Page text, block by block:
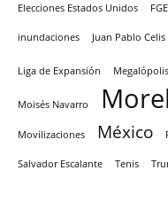
Elecciones Estados Unidos FGE
inundaciones Juan Pablo Celis
Liga de Expansión Megalópolis
Moisés Navarro
Movilizaciones México
Salvador Escalante Tenis